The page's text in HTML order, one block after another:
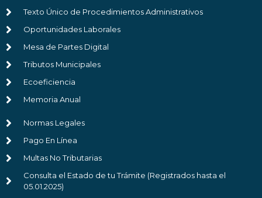
Texto Único de Procedimientos Administrativos
Oportunidades Laborales
Mesa de Partes Digital
Tributos Municipales
Ecoeficiencia
Memoria Anual
Normas Legales
Pago En Línea
Multas No Tributarias
Consulta el Estado de tu Trámite (Registrados hasta el
05.01.2025)